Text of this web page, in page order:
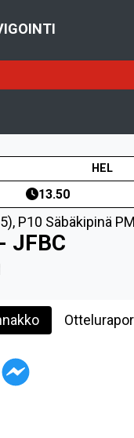
HEL
13.50
, P10 Säbäkipinä PM
JFBC